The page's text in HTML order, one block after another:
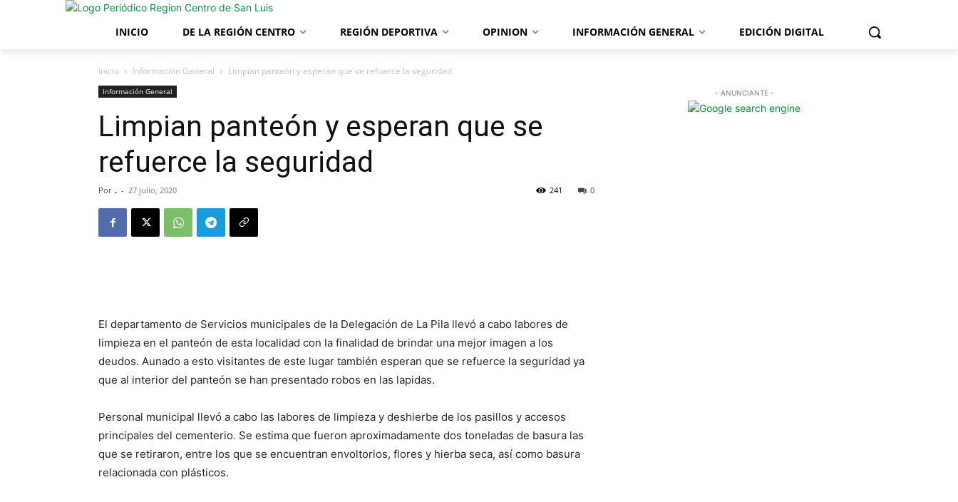
INICIO DE LA REGIÓN CENTRO REGIÓN DEPORTIVA OPINION INFORMACIÓN GENERAL EDICIÓN DIGITAL
Inicio Información General Limpian panteón y esperan que se refuerce la seguridad
Información General
Limpian panteón y esperan que se
refuerce la seguridad
Por . - 27 julio, 2020 0
241
El departamento de Servicios municipales de la Delegación de La Pila llevó a cabo labores de
limpieza en el panteón de esta localidad con la finalidad de brindar una mejor imagen a los
deudos. Aunado a esto visitantes de este lugar también esperan que se refuerce la seguridad ya
que al interior del panteón se han presentado robos en las lapidas.
Personal municipal llevó a cabo las labores de limpieza y deshierbe de los pasillos y accesos
principales del cementerio. Se estima que fueron aproximadamente dos toneladas de basura las
que se retiraron, entre los que se encuentran envoltorios, flores y hierba seca, así como basura
relacionada con plásticos.
- ANUNCIANTE -